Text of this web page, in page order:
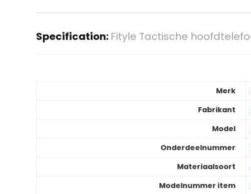
Specification: Fityle Tactische
Merk
Fabrikant
Model
Onderdeelnummer
Materiaalsoort
Modelnummer item